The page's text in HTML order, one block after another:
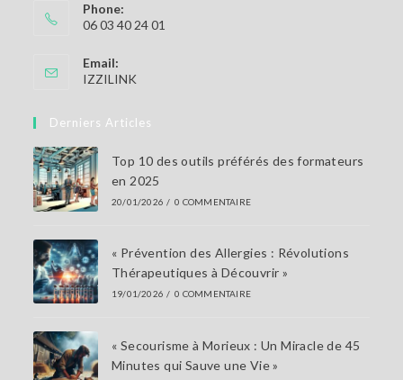
Phone:
06 03 40 24 01
Email:
IZZILINK
Derniers Articles
Top 10 des outils préférés des formateurs
en 2025
20/01/2026 / 0 COMMENTAIRE
« Prévention des Allergies : Révolutions
Thérapeutiques à Découvrir »
19/01/2026 / 0 COMMENTAIRE
« Secourisme à Morieux : Un Miracle de 45
Minutes qui Sauve une Vie »